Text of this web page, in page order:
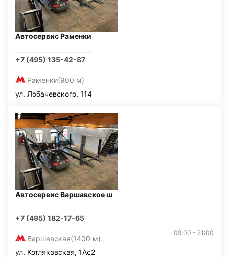
Автосервис Раменки
+7 (495) 135-42-87
Раменки(900 м)
ул. Лобачевского, 114
Автосервис Варшавское ш
+7 (495) 182-17-65
Варшавская(1400 м)
09:00 - 21:00
ул. Котляковская, 1Ас2